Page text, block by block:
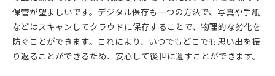
保管が望ましいです。デジタル保存も一つの方法で、写真や手紙
などはスキャンしてクラウドに保存することで、物理的な劣化を
防ぐことができます。これにより、いつでもどこでも思い出を振
り返ることができるため、安心して後世に遺すことができます。